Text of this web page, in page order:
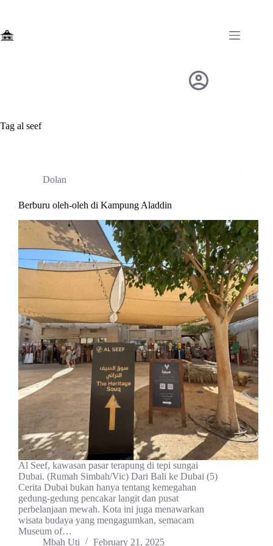
Tag al seef
Dolan
Berburu oleh-oleh di Kampung Aladdin
Al Seef, kawasan pasar terapung di tepi sungai
Dubai. (Rumah Simbah/Vic) Dari Bali ke Dubai (5)
Cerita Dubai bukan hanya tentang kemegahan
gedung-gedung pencakar langit dan pusat
perbelanjaan mewah. Kota ini juga menawarkan
wisata budaya yang mengagumkan, semacam
Museum of…
Mbah Uti
February 21, 2025